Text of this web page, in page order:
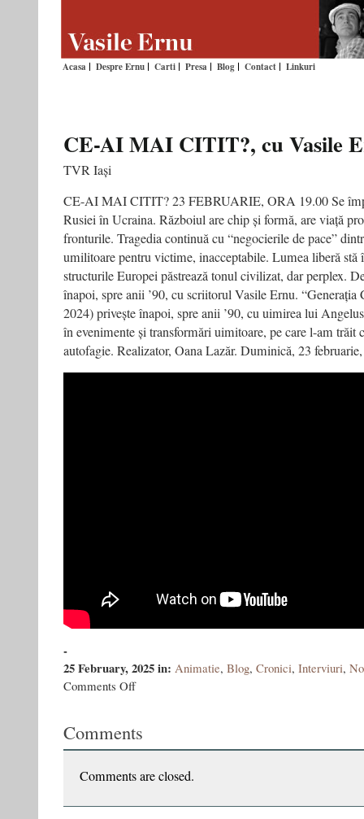
Acasa Despre Ernu Carti Presa Blog Contact Linkuri
CE-AI MAI CITIT?, cu Vasile
TVR Iași
CE-AI MAI CITIT? 23 FEBRUARIE, ORA 19.00 Se
Rusiei în Ucraina. Războiul are chip și formă, are viață
fronturile. Tragedia continuă cu “negocierile de pace”
umilitoare pentru victime, inacceptabile. Lumea liberă stă
structurile Europei păstrează tonul civilizat, dar perplex.
înapoi, spre anii ’90, cu scriitorul Vasile Ernu.
2024) privește înapoi, spre anii ’90, cu uimirea lui
în evenimente și transformări uimitoare, pe care l-am trăit
autofagie. Realizator, Oana Lazăr. Duminică, 23
-
25 February, 2025in: Animatie, Blog, Cronici, Interviuri,
Comments Offon
CITIT?,
Comments
Comments are closed.